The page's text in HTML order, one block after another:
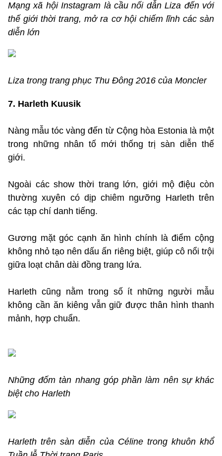
Mạng xã hội Instagram là cầu nối dẫn Liza đến với
thế giới thời trang, mở ra cơ hội chiếm lĩnh các sàn
diễn lớn
Liza trong trang phục Thu Đông 2016 của Moncler
7. Harleth Kuusik
Nàng mẫu tóc vàng đến từ Cộng hòa Estonia là một
trong những nhân tố mới thống trị sàn diễn thế
giới.
Ngoài các show thời trang lớn, giới mộ điệu còn
thường xuyên có dịp chiêm ngưỡng Harleth trên
các tạp chí danh tiếng.
Gương mặt góc cạnh ăn hình chính là điểm cộng
không nhỏ tạo nên dấu ấn riêng biệt, giúp cô nổi trội
giữa loạt chân dài đồng trang lứa.
Harleth cũng nằm trong số ít những người mẫu
không cần ăn kiêng vẫn giữ được thân hình thanh
mảnh, hợp chuẩn.
Những đốm tàn nhang góp phần làm nên sự khác
biệt cho Harleth
Harleth trên sàn diễn của Céline trong khuôn khổ